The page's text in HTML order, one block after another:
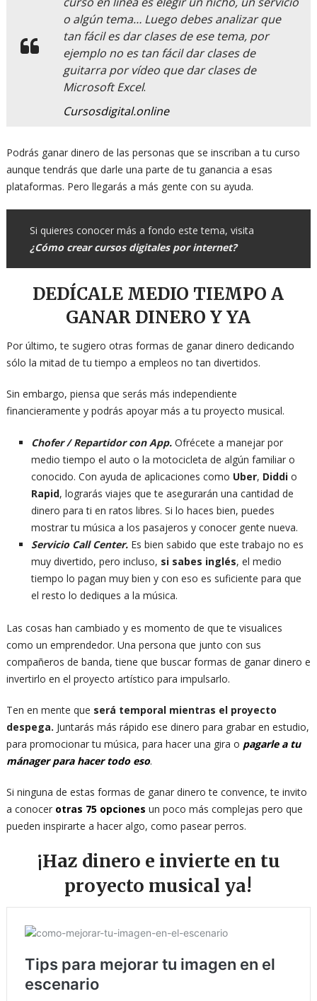
o algún tema… Luego debes analizar que
tan fácil es dar clases de ese tema, por
ejemplo no es tan fácil dar clases de
guitarra por vídeo que dar clases de
Microsoft Excel.
Cursosdigital.online
Podrás ganar dinero de las personas que se inscriban a tu curso
aunque tendrás que darle una parte de tu ganancia a esas
plataformas. Pero llegarás a más gente con su ayuda.
Si quieres conocer más a fondo este tema, visita
¿Cómo crear cursos digitales por internet?
DEDÍCALE MEDIO TIEMPO A
GANAR DINERO Y YA
Por último, te sugiero otras formas de ganar dinero dedicando
sólo la mitad de tu tiempo a empleos no tan divertidos.
Sin embargo, piensa que serás más independiente
financieramente y podrás apoyar más a tu proyecto musical.
Chofer / Repartidor con App.Ofrécete a manejar por
medio tiempo el auto o la motocicleta de algún familiar o
conocido. Con ayuda de aplicaciones como Uber, Diddio
Rapid, lograrás viajes que te asegurarán una cantidad de
dinero para ti en ratos libres. Si lo haces bien, puedes
mostrar tu música a los pasajeros y conocer gente nueva.
Servicio Call Center.Es bien sabido que este trabajo no es
muy divertido, pero incluso, si sabes inglés, el medio
tiempo lo pagan muy bien y con eso es suficiente para que
el resto lo dediques a la música.
Las cosas han cambiado y es momento de que te visualices
como un emprendedor. Una persona que junto con sus
compañeros de banda, tiene que buscar formas de ganar dinero e
invertirlo en el proyecto artístico para impulsarlo.
Ten en mente que será temporal mientras el proyecto
despega. Juntarás más rápido ese dinero para grabar en estudio,
para promocionar tu música, para hacer una gira o pagarle a tu
mánager para hacer todo eso.
Si ninguna de estas formas de ganar dinero te convence, te invito
a conocer otras 75 opciones un poco más complejas pero que
pueden inspirarte a hacer algo, como pasear perros.
¡Haz dinero e invierte en tu
proyecto musical ya!